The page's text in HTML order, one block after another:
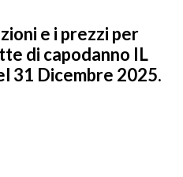
e i prezzi per
di capodanno IL
31 Dicembre 2025.